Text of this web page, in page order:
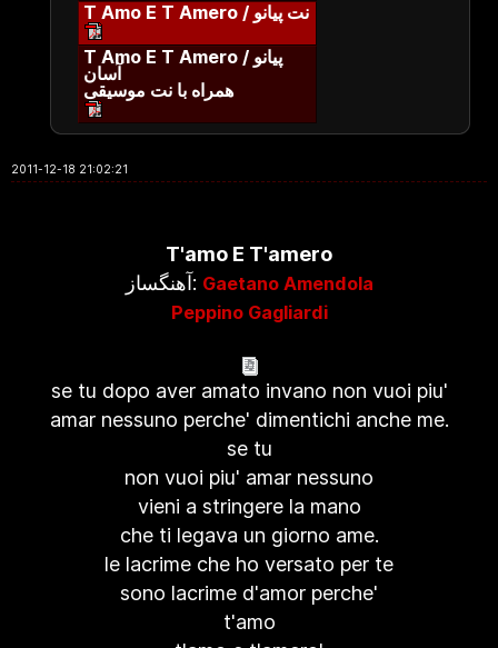
T Amo E T Amero / نت پیانو
T Amo E T Amero / پیانو
آسان
همراه با نت موسیقی
2011-12-18 21:02:21
T'amo E T'amero
آهنگساز: Gaetano Amendola
Peppino Gagliardi
se tu dopo aver amato invano non vuoi piu'
amar nessuno perche' dimentichi anche me.
se tu
non vuoi piu' amar nessuno
vieni a stringere la mano
che ti legava un giorno ame.
le lacrime che ho versato per te
sono lacrime d'amor perche'
t'amo